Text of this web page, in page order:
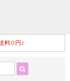
料0円♪